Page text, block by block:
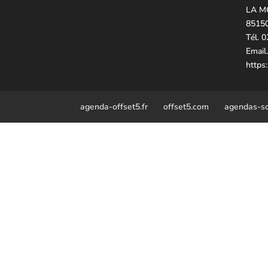
LA
Tél.
agenda-offset5.fr offset5.com agendas-